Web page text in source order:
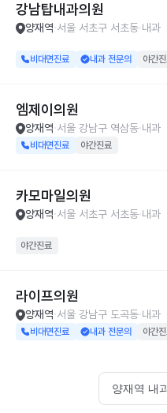
강남탑내과의원
양재역 서울 서초구 서초동 내과
비대면진료 내과 전문의 야간
엠제이의원
양재역 서울 강남구 역삼동 내과
비대면진료 야간진료
카모마일의원
양재역 서울 서초구 서초동 내과
야간진료
라이프의원
양재역 서울 강남구 도곡동 내과
비대면진료 내과 전문의 야간
양재역 내